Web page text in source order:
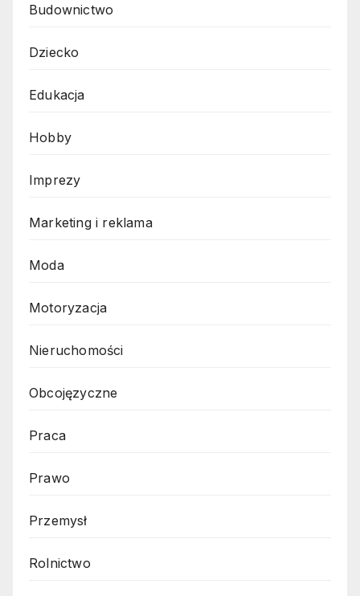
Budownictwo
Dziecko
Edukacja
Hobby
Imprezy
Marketing i reklama
Moda
Motoryzacja
Nieruchomości
Obcojęzyczne
Praca
Prawo
Przemysł
Rolnictwo